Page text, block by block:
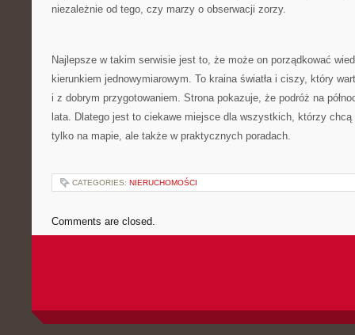
niezależnie od tego, czy marzy o obserwacji zorzy.
Najlepsze w takim serwisie jest to, że może on porządkować
kierunkiem jednowymiarowym. To kraina światła i ciszy, który
i z dobrym przygotowaniem. Strona pokazuje, że podróż na
lata. Dlatego jest to ciekawe miejsce dla wszystkich, którzy
tylko na mapie, ale także w praktycznych poradach.
CATEGORIES: NIERUCHOMOŚCI
Comments are closed.